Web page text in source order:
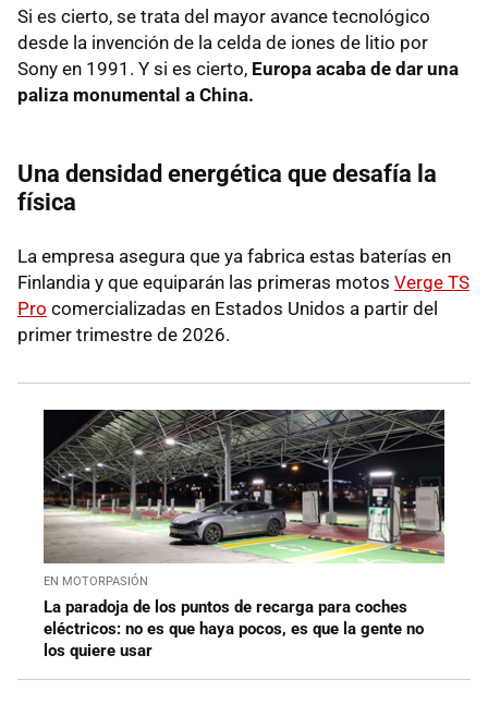
Si es cierto, se trata del mayor avance tecnológico
desde la invención de la celda de iones de litio por
Sony en 1991. Y si es cierto, Europa acaba de dar una
paliza monumental a China.
Una densidad energética que desafía la
física
La empresa asegura que ya fabrica estas baterías en
Finlandia y que equiparán las primeras motos Verge TS
Pro comercializadas en Estados Unidos a partir del
primer trimestre de 2026.
EN MOTORPASIÓN
La paradoja de los puntos de recarga para coches
eléctricos: no es que haya pocos, es que la gente no
los quiere usar